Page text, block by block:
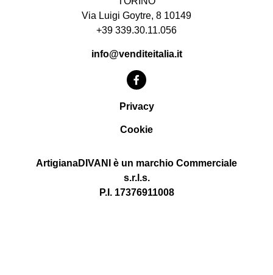
Via Luigi Goytre, 8 10149
+39 339.30.11.056
info@venditeitalia.it
Privacy
Cookie
ArtigianaDIVANI è un marchio Commerciale
s.r.l.s.
P.I. 17376911008